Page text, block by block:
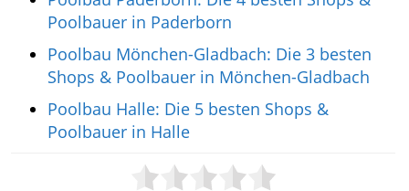
Poolbauer in Paderborn
Poolbau Mönchen-Gladbach: Die 3 besten
Shops & Poolbauer in Mönchen-Gladbach
Poolbau Halle: Die 5 besten Shops &
Poolbauer in Halle